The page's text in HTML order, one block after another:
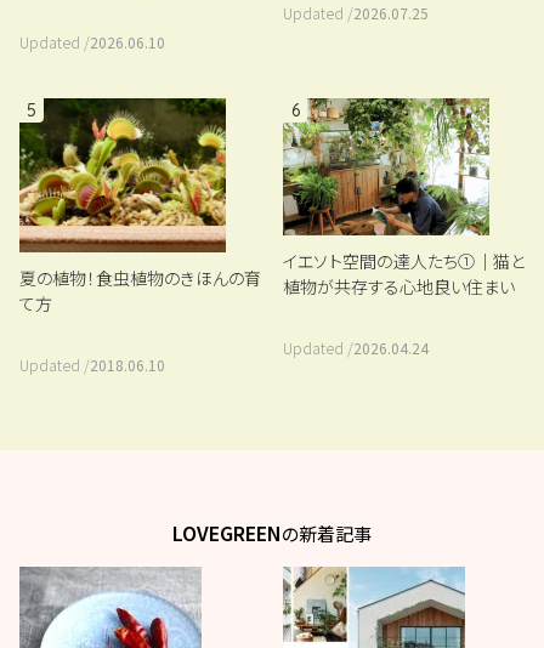
Updated /2026.06.10
Updated /2026.07.25
5
夏の植物！食虫植物のきほんの育
て方
Updated /2018.06.10
6
イエソト空間の達人たち①｜猫と
植物が共存する心地良い住まい
Updated /2026.04.24
LOVEGREENの新着記事